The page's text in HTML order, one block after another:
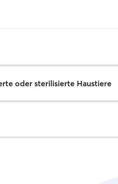
oder sterilisierte Haustiere